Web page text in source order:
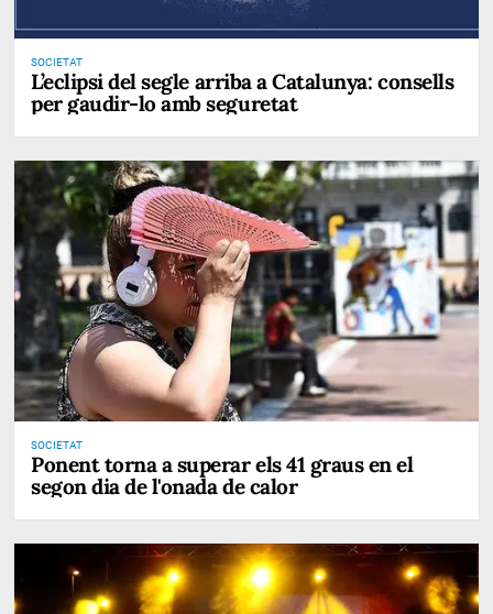
SOCIETAT
L’eclipsi del segle arriba a Catalunya: consells
per gaudir-lo amb seguretat
SOCIETAT
Ponent torna a superar els 41 graus en el
segon dia de l'onada de calor